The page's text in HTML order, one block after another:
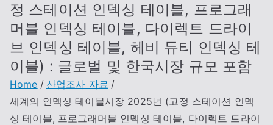
정 스테이션 인덱싱 테이블, 프로그래
머블 인덱싱 테이블, 다이렉트 드라이
브 인덱싱 테이블, 헤비 듀티 인덱싱 테
이블) : 글로벌 및 한국시장 규모 포함
Home
산업조사 자료
세계의 인덱싱 테이블시장 2025년 (고정 스테이션 인덱
싱 테이블, 프로그래머블 인덱싱 테이블, 다이렉트 드라이